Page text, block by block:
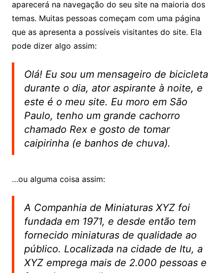
aparecerá na navegação do seu site na maioria dos
temas. Muitas pessoas começam com uma página
que as apresenta a possíveis visitantes do site. Ela
pode dizer algo assim:
Olá! Eu sou um mensageiro de bicicleta
durante o dia, ator aspirante à noite, e
este é o meu site. Eu moro em São
Paulo, tenho um grande cachorro
chamado Rex e gosto de tomar
caipirinha (e banhos de chuva).
…ou alguma coisa assim:
A Companhia de Miniaturas XYZ foi
fundada em 1971, e desde então tem
fornecido miniaturas de qualidade ao
público. Localizada na cidade de Itu, a
XYZ emprega mais de 2.000 pessoas e